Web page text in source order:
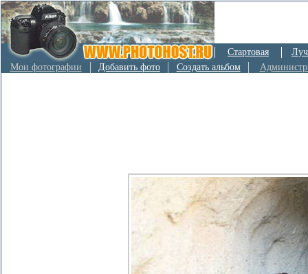
Стартовая
Мои фотографии
Добавить фото Создать альбом